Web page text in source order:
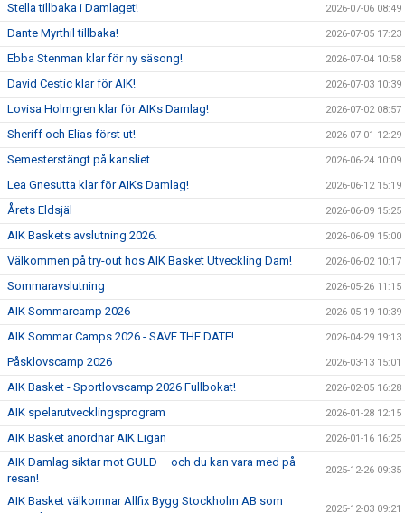
Stella tillbaka i Damlaget! 2026-07-06 08:49
Dante Myrthil tillbaka! 2026-07-05 17:23
Ebba Stenman klar för ny säsong! 2026-07-04 10:58
David Cestic klar för AIK! 2026-07-03 10:39
Lovisa Holmgren klar för AIKs Damlag! 2026-07-02 08:57
Sheriff och Elias först ut! 2026-07-01 12:29
Semesterstängt på kansliet 2026-06-24 10:09
Lea Gnesutta klar för AIKs Damlag! 2026-06-12 15:19
Årets Eldsjäl 2026-06-09 15:25
AIK Baskets avslutning 2026. 2026-06-09 15:00
Välkommen på try-out hos AIK Basket Utveckling Dam! 2026-06-02 10:17
Sommaravslutning 2026-05-26 11:15
AIK Sommarcamp 2026 2026-05-19 10:39
AIK Sommar Camps 2026 - SAVE THE DATE! 2026-04-29 19:13
Påsklovscamp 2026 2026-03-13 15:01
AIK Basket - Sportlovscamp 2026 Fullbokat! 2026-02-05 16:28
AIK spelarutvecklingsprogram 2026-01-28 12:15
AIK Basket anordnar AIK Ligan 2026-01-16 16:25
AIK Damlag siktar mot GULD – och du kan vara med på
resan!
2025-12-26 09:35
AIK Basket välkomnar Allfix Bygg Stockholm AB som
2025-12-03 09:21